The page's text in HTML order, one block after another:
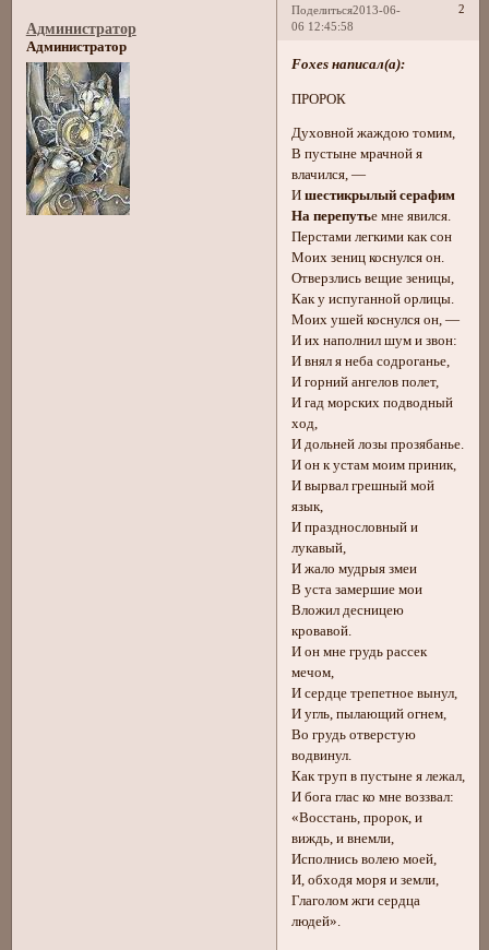
Поделиться 2
2013-06-
06 12:45:58
Администратор
Администратор
Foxes написал(а):
ПРОРОК
Духовной жаждою томим,
В пустыне мрачной я
влачился, —
Ишестикрылый серафим
На перепутье мне явился.
Перстами легкими как сон
Моих зениц коснулся он.
Отверзлись вещие зеницы,
Как у испуганной орлицы.
Моих ушей коснулся он, —
И их наполнил шум и звон:
И внял я неба содроганье,
И горний ангелов полет,
И гад морских подводный
ход,
И дольней лозы прозябанье.
И он к устам моим приник,
И вырвал грешный мой
язык,
И празднословный и
лукавый,
И жало мудрыя змеи
В уста замершие мои
Вложил десницею
кровавой.
И он мне грудь рассек
мечом,
И сердце трепетное вынул,
И угль, пылающий огнем,
Во грудь отверстую
водвинул.
Как труп в пустыне я лежал,
И бога глас ко мне воззвал:
«Восстань, пророк, и
виждь, и внемли,
Исполнись волею моей,
И, обходя моря и земли,
Глаголом жги сердца
людей».